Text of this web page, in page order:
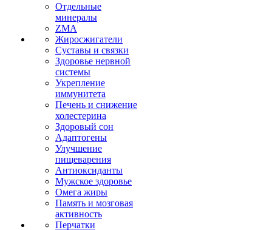
Отдельные
минералы
ZMA
Жиросжигатели
Суставы и связки
Здоровье нервной
системы
Укрепление
иммунитета
Печень и снижение
холестерина
Здоровый сон
Адаптогены
Улучшение
пищеварения
Антиоксиданты
Мужское здоровье
Омега жиры
Память и мозговая
активность
Перчатки